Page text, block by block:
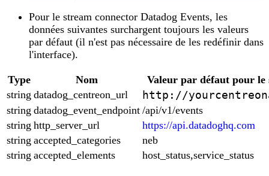
Pour le stream connector Datadog Events, les
données suivantes surchargent toujours les valeurs
par défaut (il n'est pas nécessaire de les redéfinir dans
l'interface).
Type Nom
Valeur par défaut pour le
string datadog_centreon_url http://
string datadog_event_endpoint /api/v1/events
string http_server_url
https://api.datadoghq.com
string accepted_categories
neb
string accepted_elements host_status,service_status